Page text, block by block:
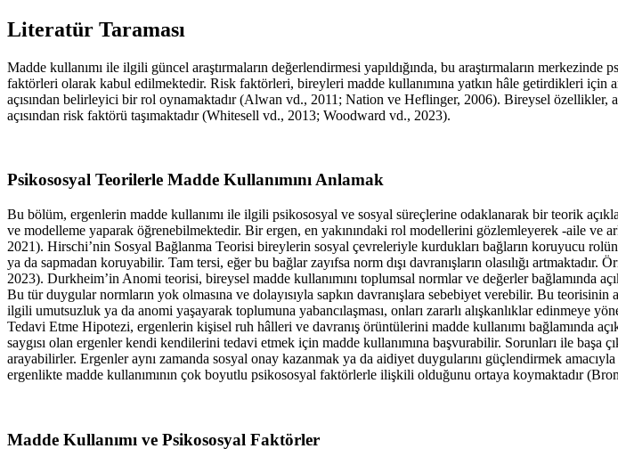
Literatür Taraması
Madde kullanımı ile ilgili güncel araştırmaların değerlendirmesi yapıldığında, bu araştırmaların
faktörleri olarak kabul edilmektedir. Risk faktörleri, bireyleri madde kullanımına yatkın hâle getirdikleri
açısından belirleyici bir rol oynamaktadır (Alwan vd., 2011 ; Nation ve Heflinger, 2006). Bireysel özellikler,
açısından risk faktörü taşımaktadır (Whitesell vd., 2013; Woodward vd., 2023).
Psikososyal Teorilerle Madde Kullanımını Anlamak
Bu bölüm, ergenlerin madde kullanımı ile ilgili psikososyal ve sosyal süreçlerine odaklanarak bir teorik
ve modelleme yaparak öğrenebilmektedir. Bir ergen, en yakınındaki rol modellerini gözlemleyerek -aile ve
2021). Hirschi’nin Sosyal Bağlanma Teorisi bireylerin sosyal çevreleriyle kurdukları bağların koruyucu
ya da sapmadan koruyabilir. Tam tersi, eğer bu bağlar zayıfsa norm dışı davranışların olasılığı artmaktadır.
2023). Durkheim’in Anomi teorisi, bireysel madde kullanımını toplumsal normlar ve değerler bağlamında
Bu tür duygular normların yok olmasına ve dolayısıyla sapkın davranışlara sebebiyet verebilir. Bu
ilgili umutsuzluk ya da anomi yaşayarak toplumuna yabancılaşması, onları zararlı alışkanlıklar edinmeye
Tedavi Etme Hipotezi, ergenlerin kişisel ruh hâlleri ve davranış örüntülerini madde kullanımı bağlamında
saygısı olan ergenler kendi kendilerini tedavi etmek için madde kullanımına başvurabilir. Sorunları ile
arayabilirler. Ergenler aynı zamanda sosyal onay kazanmak ya da aidiyet duygularını güçlendirmek
ergenlikte madde kullanımının çok boyutlu psikososyal faktörlerle ilişkili olduğunu ortaya koymaktadır (
Madde Kullanımı ve Psikososyal Faktörler